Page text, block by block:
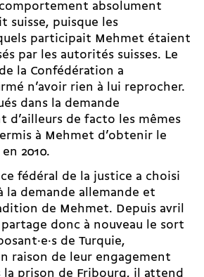
comportement absolument
suisse, puisque les
participait Mehmet étaient
par les autorités suisses. Le
la Confédération a
n’avoir rien à lui reprocher.
dans la demande
d’ailleurs de facto les mêmes
à Mehmet d’obtenir le
2010.
fédéral de la justice a choisi
la demande allemande et
de Mehmet. Depuis avril
donc à nouveau le sort
de Turquie,
raison de leur engagement
prison de Fribourg, il attend